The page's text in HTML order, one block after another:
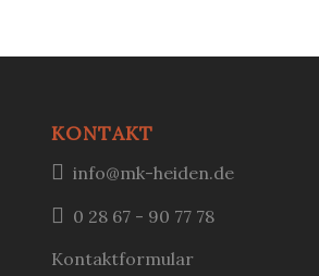
KONTAKT
info@mk-heiden.de
0 28 67 - 90 77 78
Kontaktformular